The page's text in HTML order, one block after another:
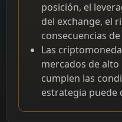
posición, el
del exchange, el
consecuencias
Las
mercados de
cumplen las
estrategia puede